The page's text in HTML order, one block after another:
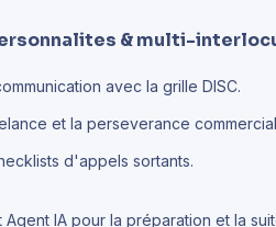
& multi-
avec la grille DISC.
et la perseverance
d'appels sortants.
Agent IA pour la préparation et la